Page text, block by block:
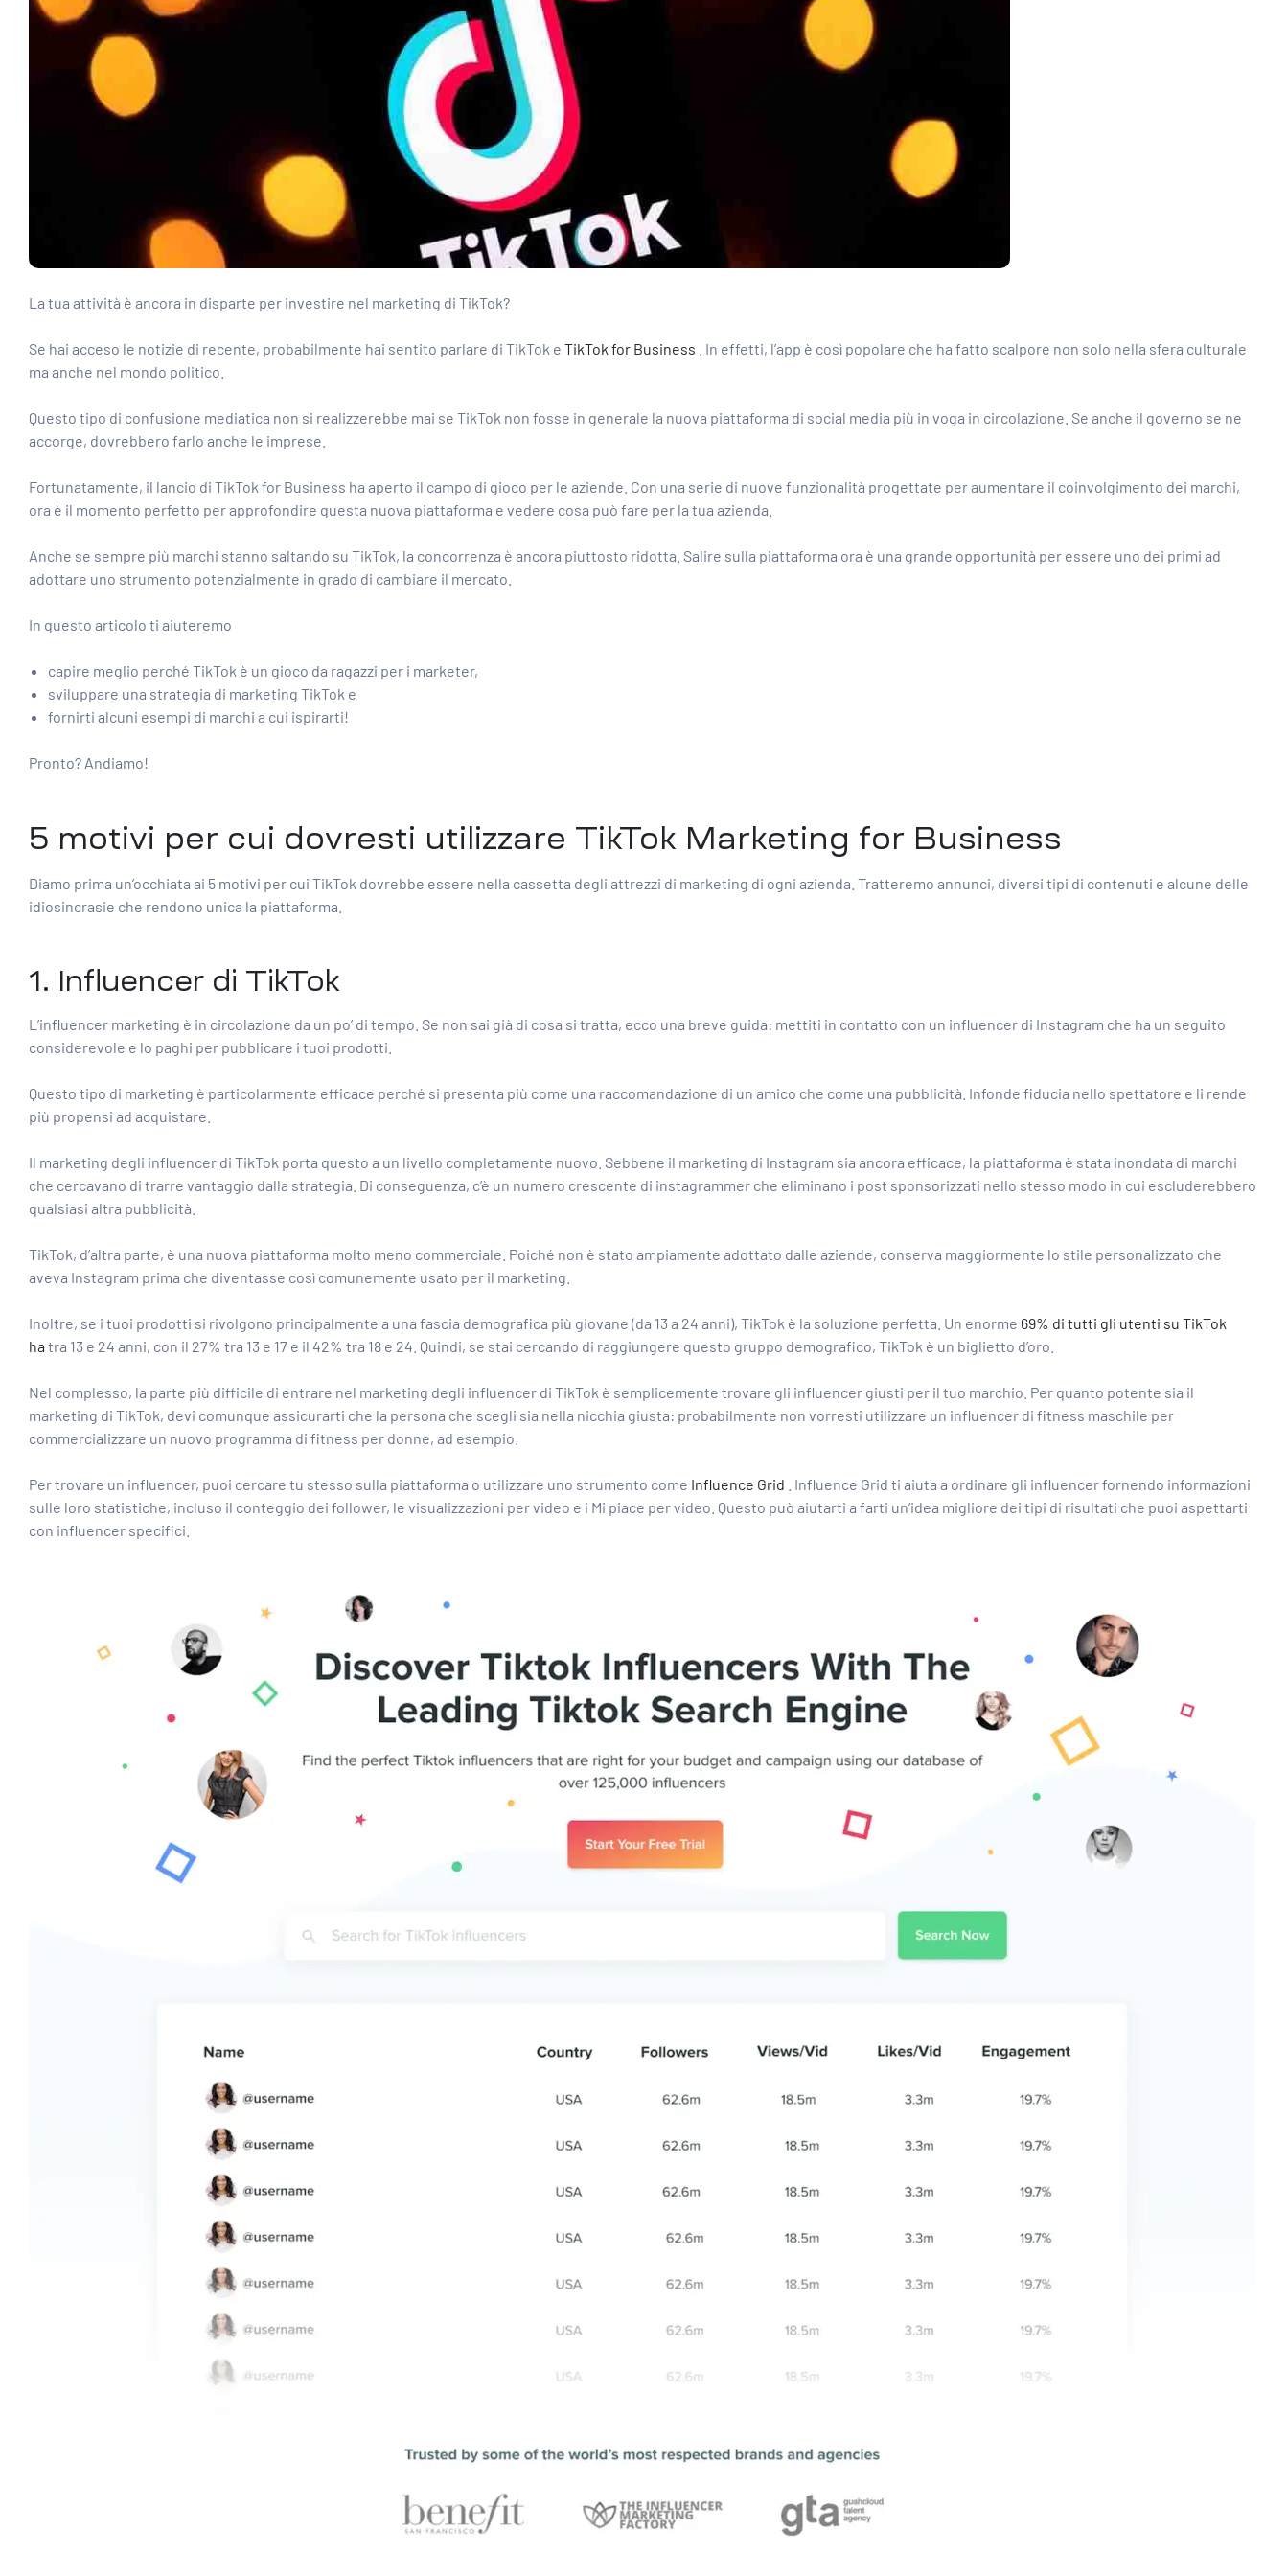
La tua attività è ancora in disparte per investire nel marketing di TikTok?
Se hai acceso le notizie di recente, probabilmente hai sentito parlare di TikTok e TikTok for Business . In effetti, l’app è così popolare che ha fatto scalpore non solo nella sfera culturale
ma anche nel mondo politico.
Questo tipo di confusione mediatica non si realizzerebbe mai se TikTok non fosse in generale la nuova piattaforma di social media più in voga in circolazione. Se anche il governo se ne
accorge, dovrebbero farlo anche le imprese.
Fortunatamente, il lancio di TikTok for Business ha aperto il campo di gioco per le aziende. Con una serie di nuove funzionalità progettate per aumentare il coinvolgimento dei marchi,
ora è il momento perfetto per approfondire questa nuova piattaforma e vedere cosa può fare per la tua azienda.
Anche se sempre più marchi stanno saltando su TikTok, la concorrenza è ancora piuttosto ridotta. Salire sulla piattaforma ora è una grande opportunità per essere uno dei primi ad
adottare uno strumento potenzialmente in grado di cambiare il mercato.
In questo articolo ti aiuteremo
capire meglio perché TikTok è un gioco da ragazzi per i marketer,
sviluppare una strategia di marketing TikTok e
fornirti alcuni esempi di marchi a cui ispirarti!
Pronto? Andiamo!
5 motivi per cui dovresti utilizzare TikTok Marketing for Business
Diamo prima un’occhiata ai 5 motivi per cui TikTok dovrebbe essere nella cassetta degli attrezzi di marketing di ogni azienda. Tratteremo annunci, diversi tipi di contenuti e alcune delle
idiosincrasie che rendono unica la piattaforma.
1. Influencer di TikTok
L’influencer marketing è in circolazione da un po’ di tempo. Se non sai già di cosa si tratta, ecco una breve guida: mettiti in contatto con un influencer di Instagram che ha un seguito
considerevole e lo paghi per pubblicare i tuoi prodotti.
Questo tipo di marketing è particolarmente efficace perché si presenta più come una raccomandazione di un amico che come una pubblicità. Infonde fiducia nello spettatore e li rende
più propensi ad acquistare.
Il marketing degli influencer di TikTok porta questo a un livello completamente nuovo. Sebbene il marketing di Instagram sia ancora efficace, la piattaforma è stata inondata di marchi
che cercavano di trarre vantaggio dalla strategia. Di conseguenza, c’è un numero crescente di instagrammer che eliminano i post sponsorizzati nello stesso modo in cui escluderebbero
qualsiasi altra pubblicità.
TikTok, d’altra parte, è una nuova piattaforma molto meno commerciale. Poiché non è stato ampiamente adottato dalle aziende, conserva maggiormente lo stile personalizzato che
aveva Instagram prima che diventasse così comunemente usato per il marketing.
Inoltre, se i tuoi prodotti si rivolgono principalmente a una fascia demografica più giovane (da 13 a 24 anni), TikTok è la soluzione perfetta. Un enorme 69% di tutti gli utenti su TikTok
ha tra 13 e 24 anni, con il 27% tra 13 e 17 e il 42% tra 18 e 24. Quindi, se stai cercando di raggiungere questo gruppo demografico, TikTok è un biglietto d’oro.
Nel complesso, la parte più difficile di entrare nel marketing degli influencer di TikTok è semplicemente trovare gli influencer giusti per il tuo marchio. Per quanto potente sia il
marketing di TikTok, devi comunque assicurarti che la persona che scegli sia nella nicchia giusta: probabilmente non vorresti utilizzare un influencer di fitness maschile per
commercializzare un nuovo programma di fitness per donne, ad esempio.
Per trovare un influencer, puoi cercare tu stesso sulla piattaforma o utilizzare uno strumento come Influence Grid . Influence Grid ti aiuta a ordinare gli influencer fornendo informazioni
sulle loro statistiche, incluso il conteggio dei follower, le visualizzazioni per video e i Mi piace per video. Questo può aiutarti a farti un’idea migliore dei tipi di risultati che puoi aspettarti
con influencer specifici.